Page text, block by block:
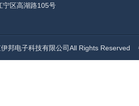
宁区高湖路105号
邦电子科技有限公司All Rights Reserved